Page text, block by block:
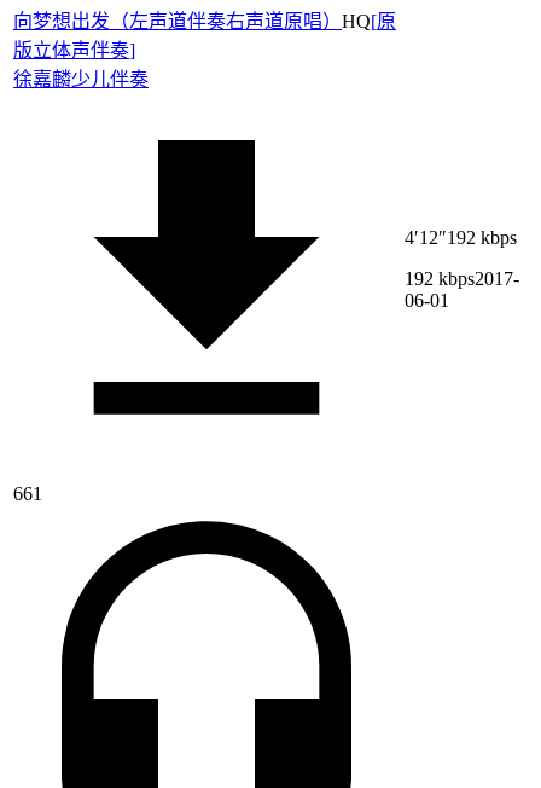
向梦想出发（左声道伴奏右声道原唱） HQ[原
版立体声伴奏]
徐嘉麟少儿伴奏
661
4′12″192 kbps
192 kbps2017-
06-01